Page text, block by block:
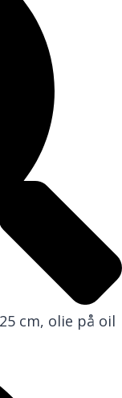
cm, olie på oil